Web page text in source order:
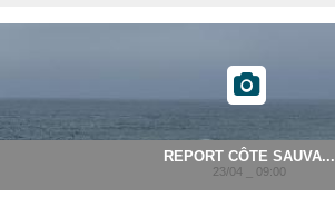
REPORT CÔTE SAUVA...
23/04 _ 09:00